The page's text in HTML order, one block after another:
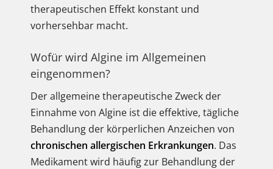
therapeutischen Effekt konstant und
vorhersehbar macht.
Wofür wird Algine im Allgemeinen
eingenommen?
Der allgemeine therapeutische Zweck der
Einnahme von Algine ist die effektive, tägliche
Behandlung der körperlichen Anzeichen von
chronischen allergischen Erkrankungen. Das
Medikament wird häufig zur Behandlung der